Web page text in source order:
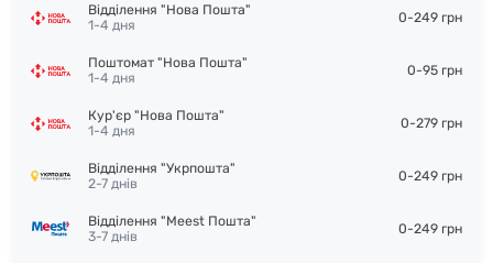
Відділення "Нова Пошта"
1-4 дня
0-249 грн
Поштомат "Нова Пошта"
1-4 дня
0-95 грн
Кур'єр "Нова Пошта"
1-4 дня
0-279 грн
Відділення "Укрпошта"
2-7 днів
0-249 грн
Відділення "Meest Пошта"
3-7 днів
0-249 грн